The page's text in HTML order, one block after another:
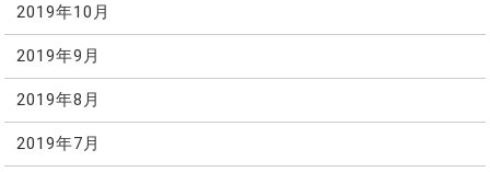
2019年10月
2019年9月
2019年8月
2019年7月